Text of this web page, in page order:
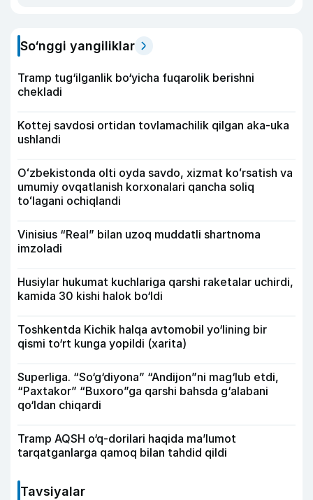
So‘nggi yangiliklar
Tramp tug‘ilganlik bo‘yicha fuqarolik berishni
chekladi
Kottej savdosi ortidan tovlamachilik qilgan aka-uka
ushlandi
Oʻzbekistonda olti oyda savdo, xizmat koʻrsatish va
umumiy ovqatlanish korxonalari qancha soliq
toʻlagani ochiqlandi
Vinisius “Real” bilan uzoq muddatli shartnoma
imzoladi
Husiylar hukumat kuchlariga qarshi raketalar uchirdi,
kamida 30 kishi halok bo‘ldi
Toshkentda Kichik halqa avtomobil yo‘lining bir
qismi to‘rt kunga yopildi (xarita)
Superliga. “So‘g‘diyona” “Andijon”ni mag‘lub etdi,
“Paxtakor” “Buxoro”ga qarshi bahsda g‘alabani
qo‘ldan chiqardi
Tramp AQSH o‘q-dorilari haqida ma’lumot
tarqatganlarga qamoq bilan tahdid qildi
Tavsiyalar